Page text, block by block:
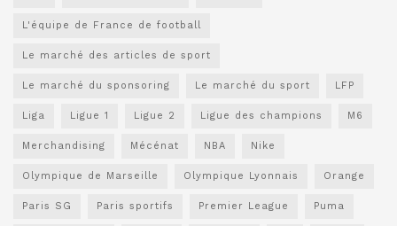
L'équipe de France de football
Le marché des articles de sport
Le marché du sponsoring Le marché du sport LFP
Liga Ligue 1 Ligue 2 Ligue des champions M6
Merchandising Mécénat NBA Nike
Olympique de Marseille Olympique Lyonnais Orange
Paris SG Paris sportifs Premier League Puma